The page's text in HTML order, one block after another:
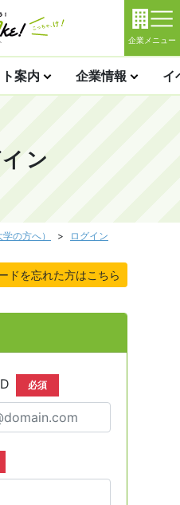
企業メニュー
案内 企業情報 イ
ン
の方へ） ログイン
ドを忘れた方はこちら
必須